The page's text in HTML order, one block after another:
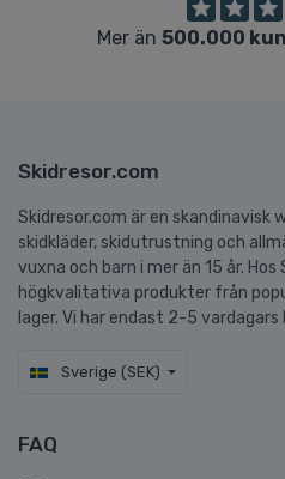
Mer än 500.000
Skidresor.com
Skidresor.com är en skandinavisk
skidkläder, skidutrustning och
vuxna och barn i mer än 15 år.
högkvalitativa produkter från
lager. Vi har endast 2-5
Sverige (SEK)
FAQ